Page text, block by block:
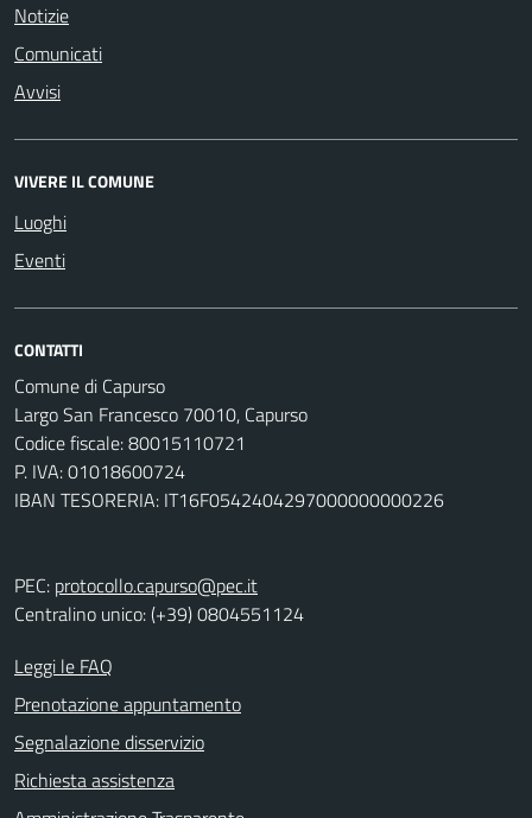
Notizie
Comunicati
Avvisi
VIVERE IL COMUNE
Luoghi
Eventi
CONTATTI
Comune di Capurso
Largo San Francesco 70010, Capurso
Codice fiscale: 80015110721
P. IVA: 01018600724
IBAN TESORERIA: IT16F0542404297000000000226
PEC: protocollo.capurso@pec.it
Centralino unico: (+39) 0804551124
Leggi le FAQ
Prenotazione appuntamento
Segnalazione disservizio
Richiesta assistenza